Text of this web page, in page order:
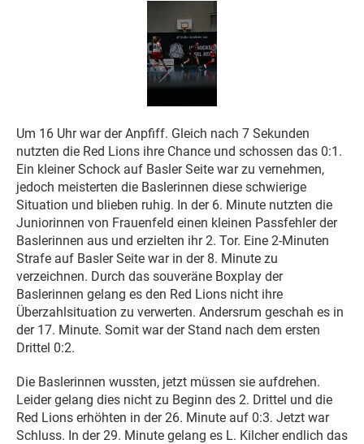
Um 16 Uhr war der Anpfiff. Gleich nach 7 Sekunden
nutzten die Red Lions ihre Chance und schossen das 0:1.
Ein kleiner Schock auf Basler Seite war zu vernehmen,
jedoch meisterten die Baslerinnen diese schwierige
Situation und blieben ruhig. In der 6. Minute nutzten die
Juniorinnen von Frauenfeld einen kleinen Passfehler der
Baslerinnen aus und erzielten ihr 2. Tor. Eine 2-Minuten
Strafe auf Basler Seite war in der 8. Minute zu
verzeichnen. Durch das souveräne Boxplay der
Baslerinnen gelang es den Red Lions nicht ihre
Überzahlsituation zu verwerten. Andersrum geschah es in
der 17. Minute. Somit war der Stand nach dem ersten
Drittel 0:2.
Die Baslerinnen wussten, jetzt müssen sie aufdrehen.
Leider gelang dies nicht zu Beginn des 2. Drittel und die
Red Lions erhöhten in der 26. Minute auf 0:3. Jetzt war
Schluss. In der 29. Minute gelang es L. Kilcher endlich das